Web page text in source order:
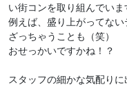
い街コンを取り組んでいま
例えば、盛り上がってな
ざっちゃうことも（笑）
おせっかいですかね！？
スタッフの細かな気配り